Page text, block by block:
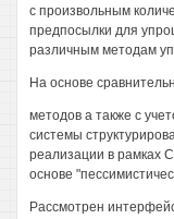
с произвольным
предпосылки для
различным методам
На основе
методов а также с
системы
реализации в рамках
основе
Рассмотрен